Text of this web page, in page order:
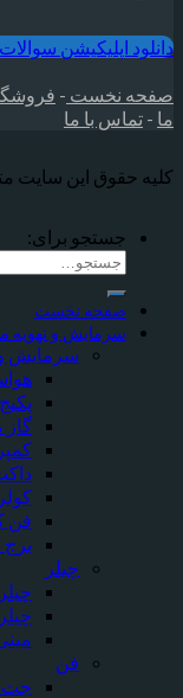
دانلود اپلیکیشن
صفحه نخست -
ما - تماس با ما
کلیه حقوق این سایت
جستجو برای:
صفحه نخست
سرمایش و تهویه
سرمایش و
گاز
فن
چیلر
فن
جت